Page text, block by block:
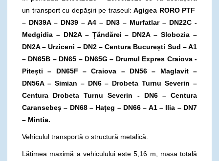
un transport cu depășiri pe traseul: Agigea RORO PTF
– DN39A – DN39 – A4 – DN3 – Murfatlar – DN22C -
Medgidia – DN2A – Țăndărei – DN2A – Slobozia –
DN2A – Urziceni – DN2 – Centura București Sud – A1
– DN65B – DN65 – DN65G – Drumul Expres Craiova -
Pitești – DN65F – Craiova – DN56 – Maglavit –
DN56A – Simian – DN6 – Drobeta Turnu Severin –
Centura Drobeta Turnu Severin - DN6 – Centura
Caransebeș – DN68 – Hațeg – DN66 – A1 – Ilia – DN7
– Mintia.
Vehiculul transportă o structură metalică.
Lățimea maximă a vehiculului este 5,16 m, masa totală